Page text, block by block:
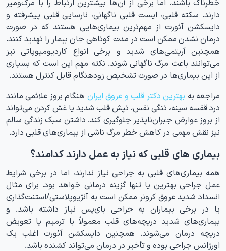
دارند. سکته قلبی، ایست قلبی ناگهانی، نارسایی قلبی پیشرفته و
دایسکشن آئورت از مهم‌ترین بیماری‌هایی هستند که در صورت
درمان نشدن ممکن است در مدت کوتاهی جان بیمار را تهدید کنند.
همچنین آریتمی‌های شدید و برخی انواع کاردیومیوپاتی نیز
می‌توانند باعث مرگ ناگهانی شوند. نکته مهم این است که بسیاری
از این بیماری‌ها در صورت تشخیص زودهنگام قابل کنترل هستند.
مراجعه به بهترین دکتر قلب و عروق ایران هنگام بروز علائمی مانند
درد قفسه سینه، تنگی نفس، تپش قلب شدید یا غش کردن می‌تواند
از بروز عوارض جبران‌ناپذیر جلوگیری کند. داشتن سبک زندگی سالم
نیز نقش مهمی در کاهش خطر مرگ ناشی از بیماری‌های قلبی دارد.
بیماری های قلبی که نیاز به عمل دارند کدامند؟
همه بیماری‌های قلبی به جراحی نیاز ندارند، اما در برخی شرایط
عمل جراحی بهترین یا تنها گزینه درمانی خواهد بود. برای مثال
انسداد شدید عروق کرونر ممکن است به آنژیوپلاستی/استنت‌گذاری
یا در برخی بیماران به جراحی بای‌پس نیاز داشته باشد. و
بیماری‌های شدید دریچه‌های قلب معمولاً با ترمیم یا تعویض
دریچه درمان می‌شوند. همچنین دایسکشن آئورت اغلب یک
اورژانس جراحی بوده و تأخیر در درمان می‌تواند کشنده باشد.